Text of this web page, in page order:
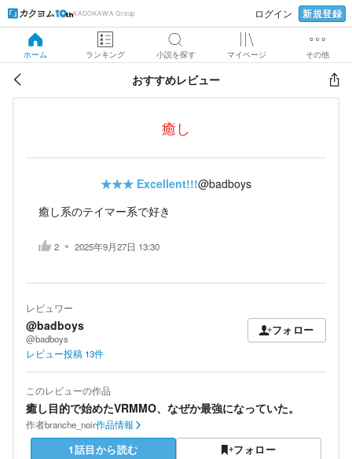
KADOKAWA Group ログイン 新規登録
ホーム ランキング 小説を探す マイページ その他
おすすめレビュー
癒し
★★★ Excellent!!!@badboys
癒し系のテイマー系で好き
2 2025年9月27日 13:30
レビュワー
@badboys
@badboys
フォロー
レビュー投稿 13件
このレビューの作品
癒し目的で始めたVRMMO、なぜか最強になっていた。
作者branche_noir作品情報
1話目から読む フォロー